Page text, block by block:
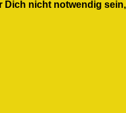
nicht notwendig